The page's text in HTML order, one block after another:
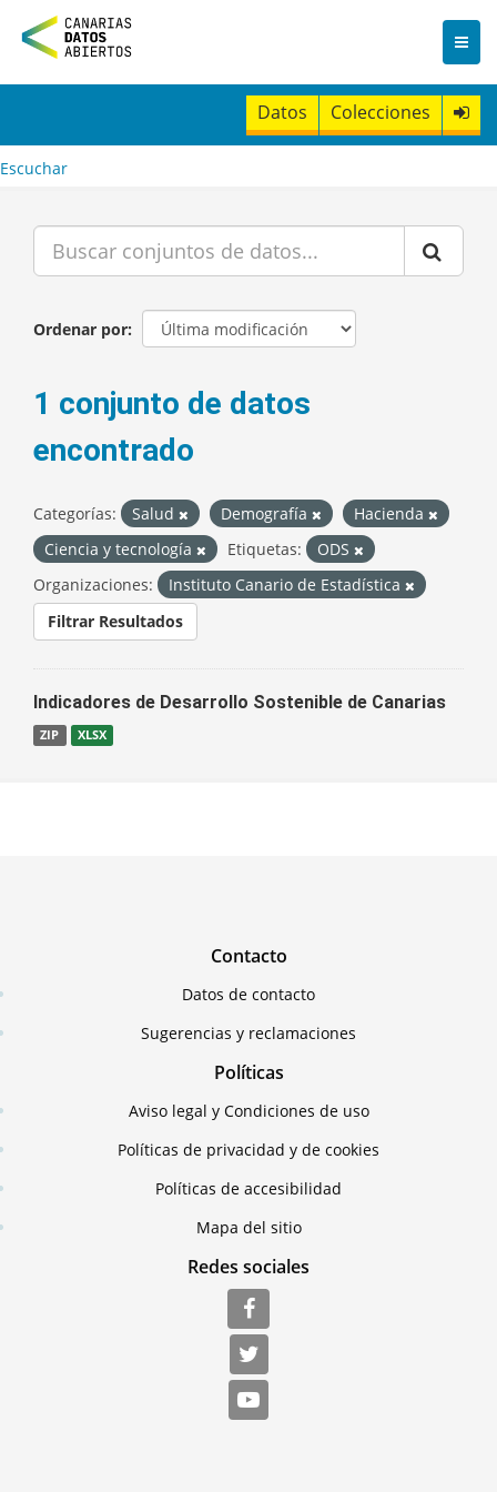
n
t
Datos Colecciones
Escuchar
Ordenar por
1 conjunto de datos
encontrado
Categorías: Salud Demografía
Hacienda
Ciencia y tecnología
Etiquetas:
ODS
Organizaciones:
Instituto Canario de Estadística
Filtrar Resultados
Indicadores de Desarrollo Sostenible de Canarias
ZIP XLSX
Contacto
Datos de contacto
Sugerencias y reclamaciones
Políticas
Aviso legal y Condiciones de uso
Políticas de privacidad y de cookies
Políticas de accesibilidad
Mapa del sitio
Redes sociales